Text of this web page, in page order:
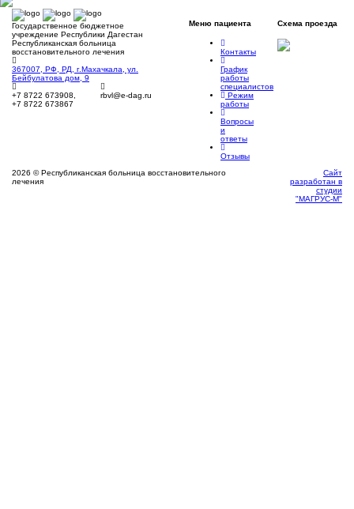
Государственное бюджетное
учреждение Республики Дагестан
Республиканская больница
восстановительного лечения
367007, РФ, РД, г.Махачкала, ул.
Бейбулатова дом, 9
+7 8722 673908,
+7 8722 673867
rbvl@e-dag.ru
Меню пациента
Контакты
График
работы
специалистов
Режим
работы
Вопросы
и
ответы
Отзывы
Схема проезда
2026 © Республиканская больница восстановительного
лечения
Сайт
разработан в
студии
"МАГРУС-М"